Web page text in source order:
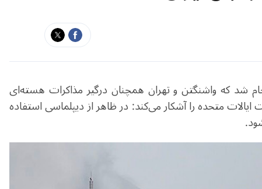
شد که واشنگتن و تهران همچنان درگیر مذاکرات هسته‌ای
متحده را آشکار می‌کند: در ظاهر از دیپلماسی استفاده